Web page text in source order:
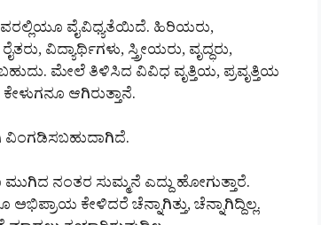
ವೈವಿಧ್ಯತೆಯಿದೆ. ಹಿರಿಯರು,
ವಿದ್ಯಾರ್ಥಿಗಳು, ಸ್ತ್ರೀಯರು, ವೃದ್ಧರು,
ಮೇಲೆ ತಿಳಿಸಿದ ವಿವಿಧ ವೃತ್ತಿಯ, ಪ್ರವೃತ್ತಿಯ
ಆಗಿರುತ್ತಾನೆ.
ವಿಂಗಡಿಸಬಹುದಾಗಿದೆ.
ಮುಗಿದ ನಂತರ ಸುಮ್ಮನೆ ಎದ್ದು ಹೋಗುತ್ತಾರೆ.
ಕೇಳಿದರೆ ಚೆನ್ನಾಗಿತ್ತು, ಚೆನ್ನಾಗಿದ್ದಿಲ್ಲ.